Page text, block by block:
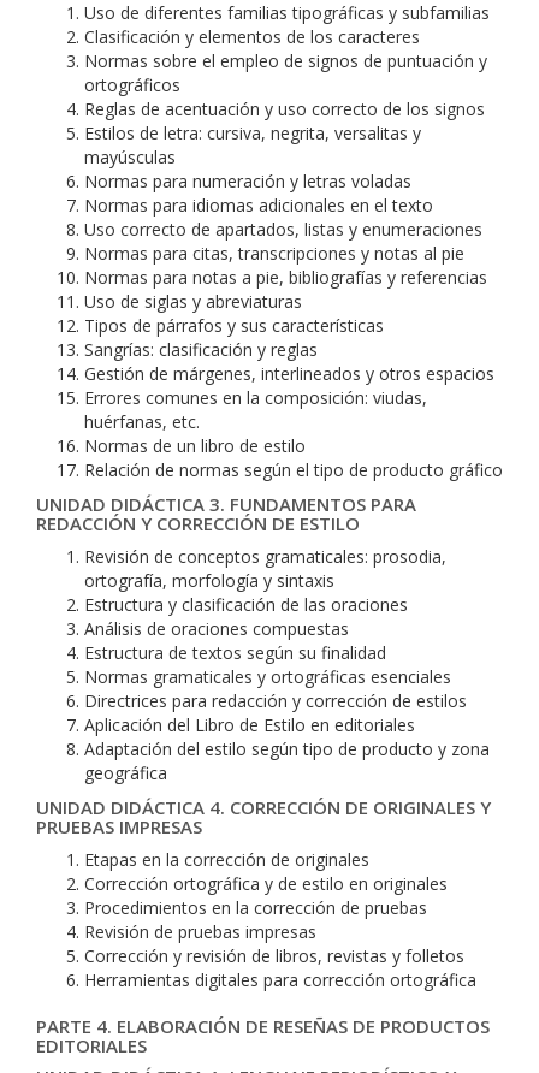
Uso de diferentes familias tipográficas y subfamilias
Clasificación y elementos de los caracteres
Normas sobre el empleo de signos de puntuación y
ortográficos
Reglas de acentuación y uso correcto de los signos
Estilos de letra: cursiva, negrita, versalitas y
mayúsculas
Normas para numeración y letras voladas
Normas para idiomas adicionales en el texto
Uso correcto de apartados, listas y enumeraciones
Normas para citas, transcripciones y notas al pie
Normas para notas a pie, bibliografías y referencias
Uso de siglas y abreviaturas
Tipos de párrafos y sus características
Sangrías: clasificación y reglas
Gestión de márgenes, interlineados y otros espacios
Errores comunes en la composición: viudas,
huérfanas, etc.
Normas de un libro de estilo
Relación de normas según el tipo de producto gráfico
UNIDAD DIDÁCTICA 3. FUNDAMENTOS PARA
REDACCIÓN Y CORRECCIÓN DE ESTILO
Revisión de conceptos gramaticales: prosodia,
ortografía, morfología y sintaxis
Estructura y clasificación de las oraciones
Análisis de oraciones compuestas
Estructura de textos según su finalidad
Normas gramaticales y ortográficas esenciales
Directrices para redacción y corrección de estilos
Aplicación del Libro de Estilo en editoriales
Adaptación del estilo según tipo de producto y zona
geográfica
UNIDAD DIDÁCTICA 4. CORRECCIÓN DE ORIGINALES Y
PRUEBAS IMPRESAS
Etapas en la corrección de originales
Corrección ortográfica y de estilo en originales
Procedimientos en la corrección de pruebas
Revisión de pruebas impresas
Corrección y revisión de libros, revistas y folletos
Herramientas digitales para corrección ortográfica
PARTE 4. ELABORACIÓN DE RESEÑAS DE PRODUCTOS
EDITORIALES